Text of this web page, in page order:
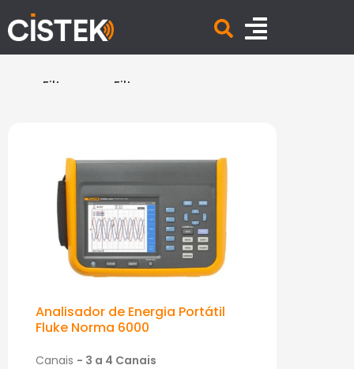
Filtrar
Filtrar
Analisador de Energia Portátil
Fluke Norma 6000
Canais - 3 a 4 Canais